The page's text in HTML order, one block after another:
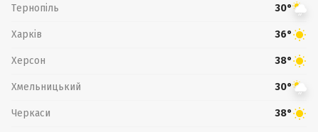
Тернопіль 30°
Харків 36°
Херсон 38°
Хмельницький 30°
Черкаси 38°